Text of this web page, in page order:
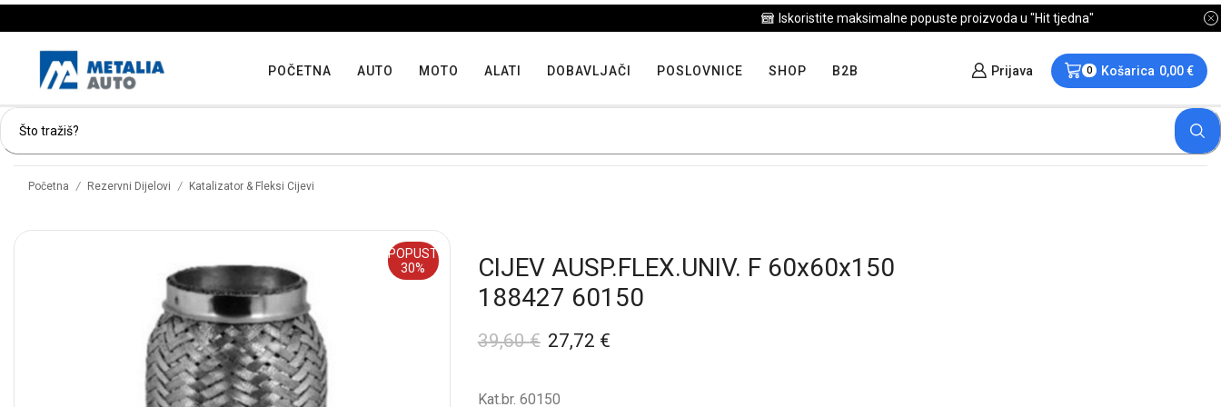
Iskoristite maksimalne popuste proizvoda u "Hit tjedna"
POČETNA AUTO MOTO ALATI DOBAVLJAČI POSLOVNICE SHOP B2B Prijava 0 Košarica 0,00€
Početna / Rezervni Dijelovi / Katalizator & Fleksi Cijevi
POPUST
30%
CIJEV AUSP.FLEX.UNIV. F 60x60x150
188427 60150
39,60€ 27,72 €
Kat.br. 60150